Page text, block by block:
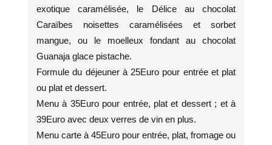
exotique caramélisée, le Délice au chocolat
Caraïbes noisettes caramélisées et sorbet
mangue, ou le moelleux fondant au chocolat
Guanaja glace pistache.
Formule du déjeuner à 25Euro pour entrée et plat
ou plat et dessert.
Menu à 35Euro pour entrée, plat et dessert ; et à
39Euro avec deux verres de vin en plus.
Menu carte à 45Euro pour entrée, plat, fromage ou